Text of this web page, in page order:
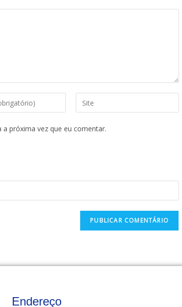
próxima vez que eu comentar.
Endereço